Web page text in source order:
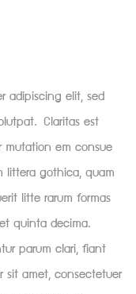
adipiscing elit, sed
Claritas est
mutation em consue
littera gothica, quam
litte rarum formas
quinta decima.
parum clari, fiant
sit amet, consectetuer